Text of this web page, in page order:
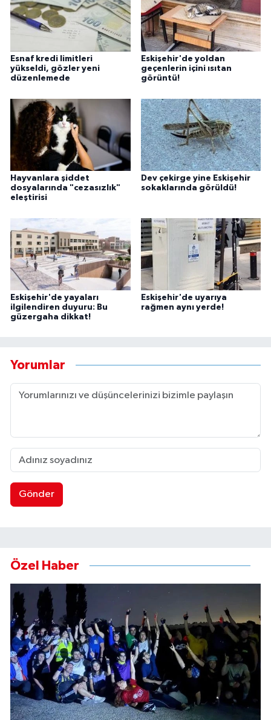
Esnaf kredi limitleri
yükseldi, gözler yeni
düzenlemede
Eskişehir'de yoldan
geçenlerin içini ısıtan
görüntü!
Hayvanlara şiddet
dosyalarında "cezasızlık"
eleştirisi
Dev çekirge yine Eskişehir
sokaklarında görüldü!
Eskişehir'de yayaları
ilgilendiren duyuru: Bu
güzergaha dikkat!
Eskişehir'de uyarıya
rağmen aynı yerde!
Yorumlar
Gönder
Özel Haber